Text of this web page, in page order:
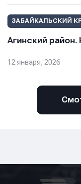
ЗАБАЙКАЛЬСКИЙ
Агинский
12 января, 2026